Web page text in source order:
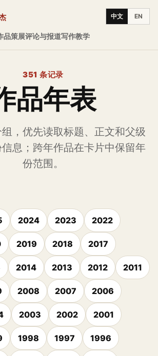
品策展评论与报道写作教学
中文 EN
351 条记录
品年表
，优先读取标题、正文和父级
息；跨年作品在卡片中保留年
份范围。
2024 2023 2022
2019 2018 2017
2014 2013 2012 2011
2008 2007 2006
2003 2002 2001
1998 1997 1996